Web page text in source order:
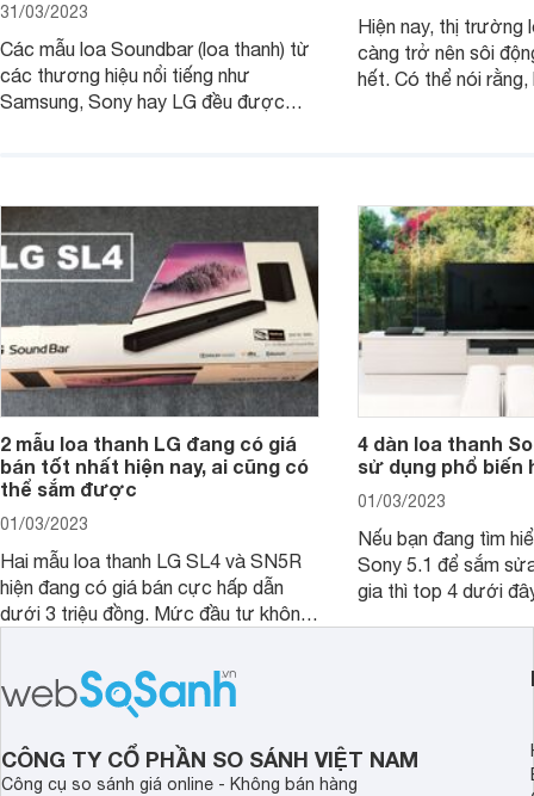
31/03/2023
Các mẫu loa Soundbar (loa thanh) từ
các thương hiệu nổi tiếng như
Samsung, Sony hay LG đều được
lớn từ 300W và tầm giá khoảng 5
triệu đồng trở xuống, không khó để sở
hữu và trải nghiệm.
Hiện nay, thị trường
càng trở nên sôi
hết. Có thể nói
loa soundbar bình
tốt nhất hiện nay?
2 mẫu loa thanh LG đang có giá
bán tốt nhất hiện nay, ai cũng có
thể sắm được
01/03/2023
Hai mẫu loa thanh LG SL4 và SN5R
hiện đang có giá bán cực hấp dẫn
dưới 3 triệu đồng. Mức đầu tư không
được lại vô cùng lớn, bởi đây từng là
2 mẫu rất hot tại thời điểm mới ra
4 dàn loa thanh
sử dụng phổ biến
01/03/2023
Nếu bạn đang tìm
Sony 5.1 để sắm
gia thì top 4 dưới
CÔNG TY CỔ PHẦN SO SÁNH VIỆT NAM
Công cụ so sánh giá online - Không bán hàng